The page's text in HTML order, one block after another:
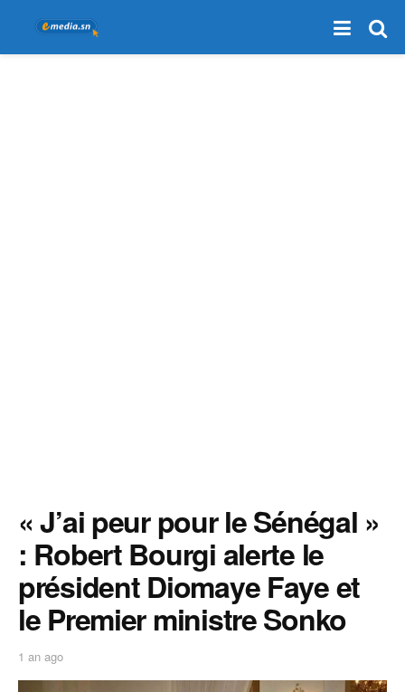
« J’ai peur pour le Sénégal »
: Robert Bourgi alerte le
président Diomaye Faye et
le Premier ministre Sonko
1 an ago